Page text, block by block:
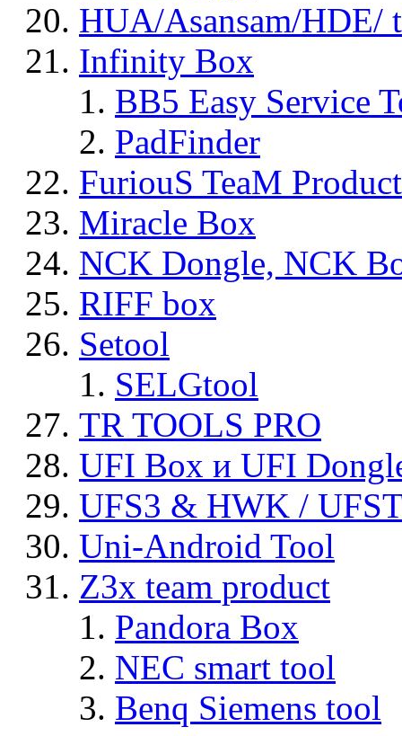
HUA/Asansam/HDE/
Infinity Box
BB5 Easy Service
PadFinder
FuriouS TeaM
Miracle Box
NCK Dongle, NCK
RIFF box
Setool
SELGtool
TR TOOLS PRO
UFI Box и UFI
UFS3 & HWK /
Uni-Android Tool
Z3x team product
Pandora Box
NEC smart tool
Benq Siemens tool